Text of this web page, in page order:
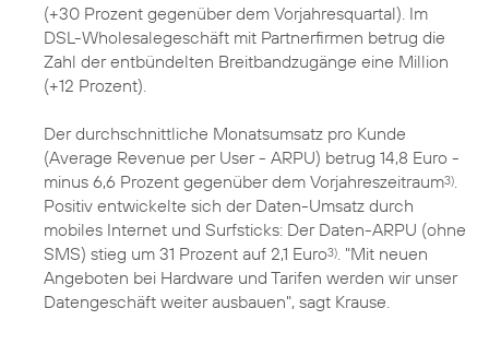
(+30 Prozent gegenüber dem Vorjahresquartal). Im
DSL-Wholesalegeschäft mit Partnerfirmen betrug die
Zahl der entbündelten Breitbandzugänge eine Million
(+12 Prozent).
Der durchschnittliche Monatsumsatz pro Kunde
(Average Revenue per User - ARPU) betrug 14,8 Euro -
minus 6,6 Prozent gegenüber dem Vorjahreszeitraum3)
Positiv entwickelte sich der Daten-Umsatz durch
mobiles Internet und Surfsticks: Der Daten-ARPU (ohne
SMS) stieg um 31 Prozent auf 2,1 Euro3) . "Mit neuen
Angeboten bei Hardware und Tarifen werden wir unser
Datengeschäft weiter ausbauen", sagt Krause.